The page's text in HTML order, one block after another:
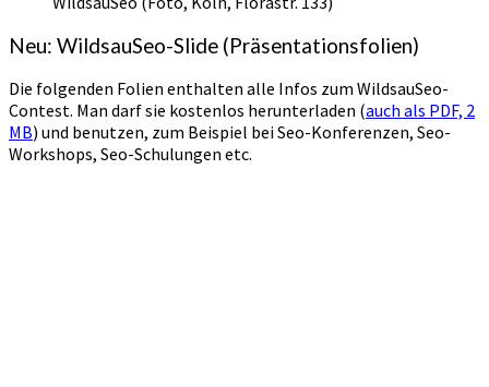
Neu: WildsauSeo-Slide (Präsentationsfolien)
Die folgenden Folien enthalten alle Infos zum WildsauSeo-
Contest. Man darf sie kostenlos herunterladen (auch als PDF, 2
MB) und benutzen, zum Beispiel bei Seo-Konferenzen, Seo-
Workshops, Seo-Schulungen etc.